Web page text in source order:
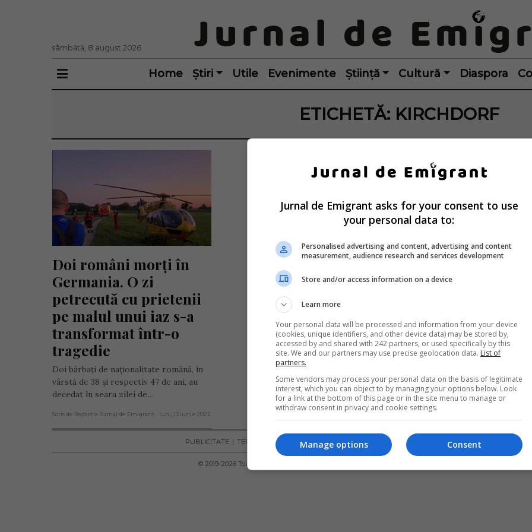
sâmbătă, 8 august 2026
Home Știri Utile Evenimente Știință Cultură Diaspora
ETICHETĂ: KIRCHDORF
Doi români morți în
Germania. O zi
petrecută cu prietenii
pe malul unui iaz s-a
transformat într-o
tragedie
Doi bărbați de naționalitate română, în
vârstă de 38 și respectiv 47 de ani, au
decedat în seara zilei de…
Scris de Redacția Jurnal de Emigrant - luni, 13 iunie 2022
PUBLICITATE TERMENI ȘI CONDIȚII DE UTILIZARE POLITICA DE CONFIDENȚIALITATE POLITICA
© 2019-2026 Toate drepturile rezervate Diaspora Media Network S.R.L - Interzisă copierea conținutului
Jurnal de Emigrant asks for your consent to use
your personal data to:
Personalised advertising and content, advertising and content
measurement, audience research and services development
Store and/or access information on a device
Learn more
Your personal data will be processed and information from your device
(cookies, unique identifiers, and other device data) may be stored by,
accessed by and shared with 242 partners, or used specifically by this
site. We and our partners may use precise geolocation data. List of
partners.
Some vendors may process your personal data on the basis of legitimate
interest, which you can object to by managing your options below. Look
for a link at the bottom of this page or in the site menu to manage or
withdraw consent in privacy and cookie settings.
Consent
Manage options